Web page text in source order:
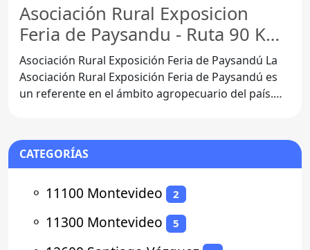
Asociación Rural Exposicion
Feria de Paysandu - Ruta 90 Km
6
Asociación Rural Exposición Feria de Paysandú La
Asociación Rural Exposición Feria de Paysandú es
un referente en el ámbito agropecuario del país.
CATEGORÍAS
⚬ 11100 Montevideo 2
⚬ 11300 Montevideo 5